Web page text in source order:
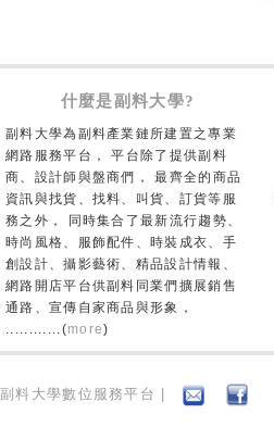
什麼是副料大學?
副料大學為副料產業鏈所建置之專業
網路服務平台， 平台除了提供副料
商、設計師與盤商們， 最齊全的商品
資訊與找貨、找料、叫貨、訂貨等服
務之外， 同時集合了最新流行趨勢、
時尚風格、服飾配件、時裝成衣、手
創設計、攝影藝術、精品設計情報、
網路開店平台供副料同業們擴展銷售
通路、宣傳自家商品與形象，
............(more)
副料大學數位服務平台 |